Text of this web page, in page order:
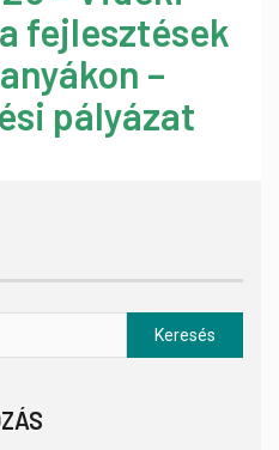
fejlesztések
–
pályázat